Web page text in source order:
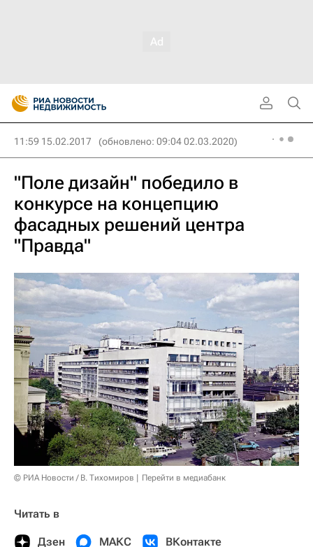
11:59 15.02.2017 (обновлено: 09:04 02.03.2020)
"Поле дизайн" победило в
конкурсе на концепцию
фасадных решений центра
"Правда"
© РИА Новости / В. Тихомиров Перейти в медиабанк
Читать в
Дзен МАКС ВКонтакте